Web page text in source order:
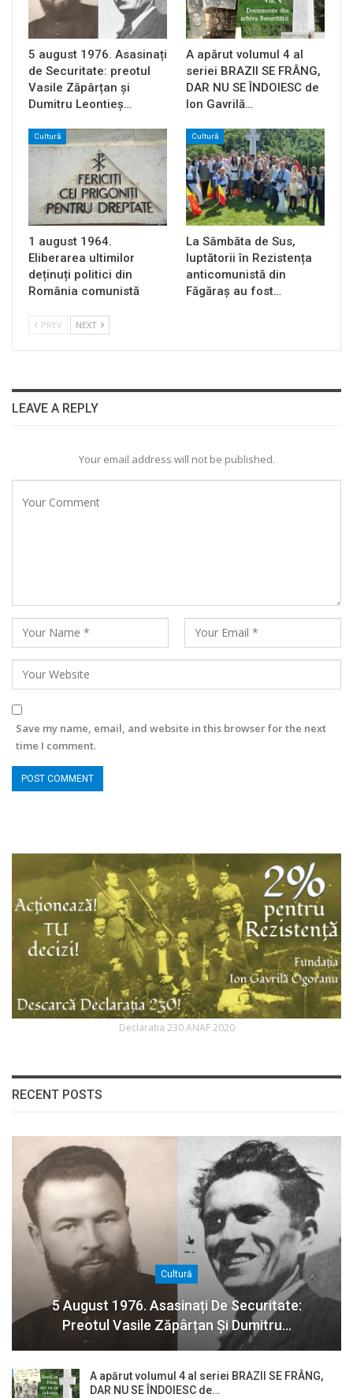
5 august 1976. Asasinați
de Securitate: preotul
Vasile Zăpârțan și
Dumitru Leontieș…
A apărut volumul 4 al
seriei BRAZII SE FRÂNG,
DAR NU SE ÎNDOIESC de
Ion Gavrilă…
Cultură
1 august 1964.
Eliberarea ultimilor
deținuți politici din
România comunistă
Cultură
La Sâmbăta de Sus,
luptătorii în Rezistența
anticomunistă din
Făgăraș au fost…
PREV NEXT
LEAVE A REPLY
Your email address will not be published.
Save my name, email, and website in this browser for the next
time I comment.
Declaratia 230 ANAF 2020
RECENT POSTS
Cultură
5 August 1976. Asasinați De Securitate:
Preotul Vasile Zăpârțan Și Dumitru…
A apărut volumul 4 al seriei BRAZII SE FRÂNG,
DAR NU SE ÎNDOIESC de…